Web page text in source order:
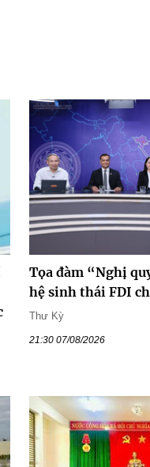
Tọa đàm “Nghị
hệ sinh thái FDI
Thư Kỳ
21:30 07/08/2026